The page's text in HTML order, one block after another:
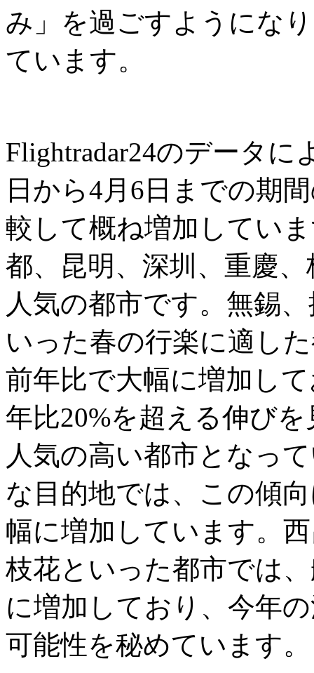
み」を過ごすようにな
ています。
Flightradar24のデータに
日から4月6日までの期
較して概ね増加してい
都、昆明、深圳、重慶
人気の都市です。無錫
いった春の行楽に適し
前年比で大幅に増加し
年比20%を超える伸び
人気の高い都市となっ
な目的地では、この傾
幅に増加しています。
枝花といった都市では
に増加しており、今年
可能性を秘めています。